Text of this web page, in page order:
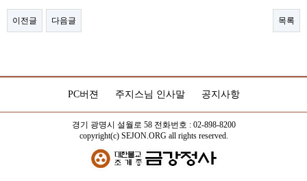
이전글 다음글 목록
PC버젼 주지스님 인사말 공지사항
경기 광명시 설월로 58 전화번호 : 02-898-8200
copyright(c) SEJON.ORG all rights reserved.